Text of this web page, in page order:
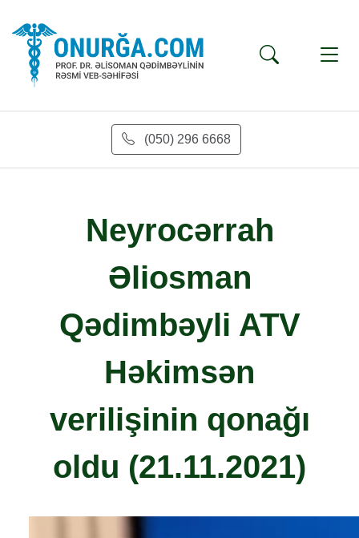
(050) 296 6668
Neyrocərrah
Əliosman
Qədimbəyli ATV
Həkimsən
verilişinin qonağı
oldu (21.11.2021)